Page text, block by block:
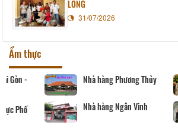
LONG
31/07/2026
Ẩm thực
Nhà hàng Phương Thủy
Nhà hàng Ngân Vinh